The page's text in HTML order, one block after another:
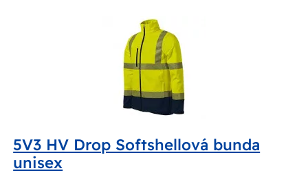
5V3 HV Drop Softshellová bunda
unisex